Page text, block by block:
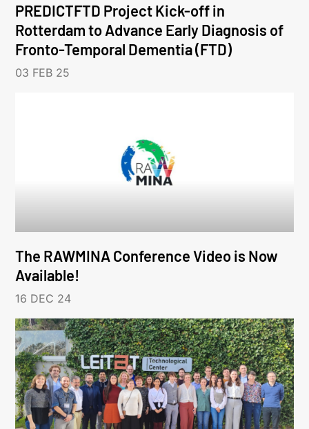
PREDICTFTD Project Kick-off in
Rotterdam to Advance Early Diagnosis of
Fronto-Temporal Dementia (FTD)
03 FEB 25
The RAWMINA Conference Video is Now
Available!
16 DEC 24